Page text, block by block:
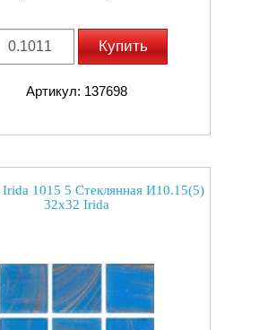
Купить
Артикул: 137698
1015 5 Стеклянная И10.15(5)
32x32 Irida